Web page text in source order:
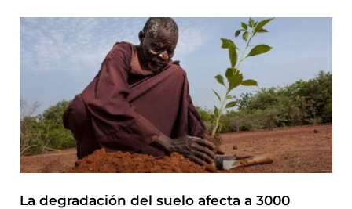
La degradación del suelo afecta a 3000